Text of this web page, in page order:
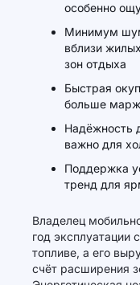
особенно
Минимум
вблизи
зон отдыха
Быстрая
больше
Надёжность
важно для
Поддержка
тренд для
Владелец
год эксплуатации
топливе, а его
счёт расширения